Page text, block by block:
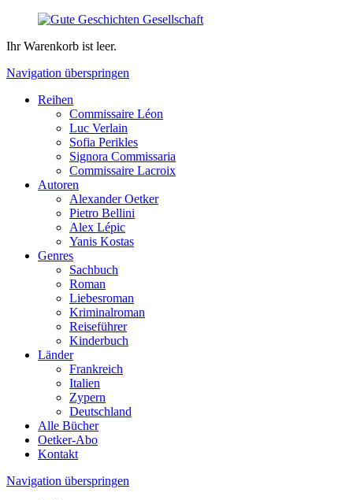
Ihr Warenkorb ist leer.
Navigation überspringen
Reihen
Commissaire Léon
Luc Verlain
Sofia Perikles
Signora Commissaria
Commissaire Lacroix
Autoren
Alexander Oetker
Pietro Bellini
Alex Lépic
Yanis Kostas
Genres
Sachbuch
Roman
Liebesroman
Kriminalroman
Reiseführer
Kinderbuch
Länder
Frankreich
Italien
Zypern
Deutschland
Alle Bücher
Oetker-Abo
Kontakt
Navigation überspringen